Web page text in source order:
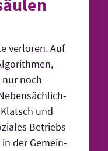
verloren. Auf
noch
und
Betriebs­
in der Gemein­